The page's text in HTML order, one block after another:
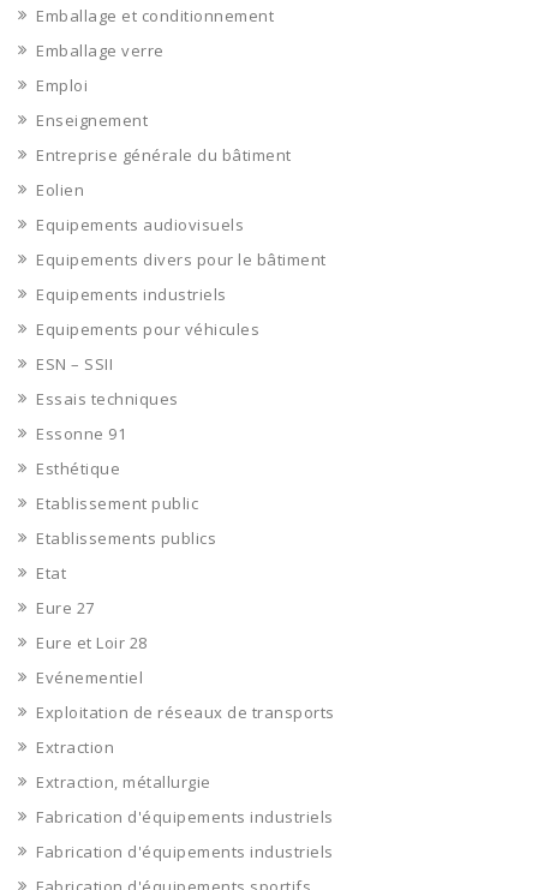
Emballage et conditionnement
Emballage verre
Emploi
Enseignement
Entreprise générale du bâtiment
Eolien
Equipements audiovisuels
Equipements divers pour le bâtiment
Equipements industriels
Equipements pour véhicules
ESN – SSII
Essais techniques
Essonne 91
Esthétique
Etablissement public
Etablissements publics
Etat
Eure 27
Eure et Loir 28
Evénementiel
Exploitation de réseaux de transports
Extraction
Extraction, métallurgie
Fabrication d'équipements industriels
Fabrication d'équipements industriels